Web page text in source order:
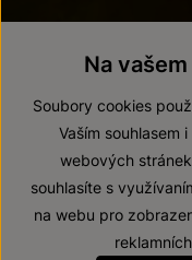
©
Na
Soubory cookies
Vaším souhlasem
webových
souhlasíte s
na webu pro